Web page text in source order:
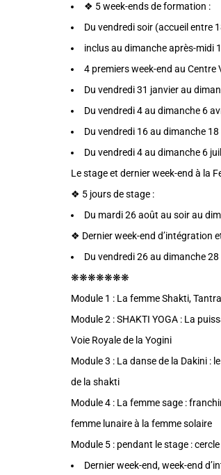
❖ 5 week-ends de formation :
Du vendredi soir (accueil entre
inclus au dimanche après-midi
4 premiers week-end au Centre
Du vendredi 31 janvier au
Du vendredi 4 au dimanche 6
Du vendredi 16 au dimanche
Du vendredi 4 au dimanche 6
Le stage et dernier week-end à la
❖ 5 jours de stage :
Du mardi 26 août au soir au
❖ Dernier week-end d’intégration
Du vendredi 26 au dimanche
❋❋❋❋❋❋❋
Module 1 : La femme Shakti,
Module 2 : SHAKTI YOGA : La
Voie Royale de la Yogini
Module 3 : La danse de la Dakini :
de la shakti
Module 4 : La femme sage :
femme lunaire à la femme solaire
Module 5 : pendant le stage :
Dernier week-end, week-end